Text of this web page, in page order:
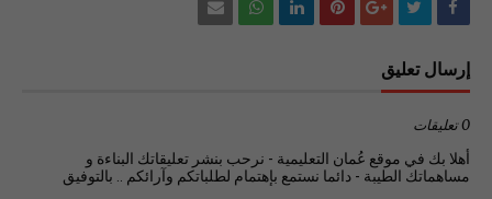
إرسال تعليق
0 تعليقات
أهلا بك في موقع عُمان التعليمية - نرحب بنشر تعليقاتك البناءة و
مساهماتك الطيبة - دائما نستمع بإهتمام لطلباتكم وآرائكم .. بالتوفيق